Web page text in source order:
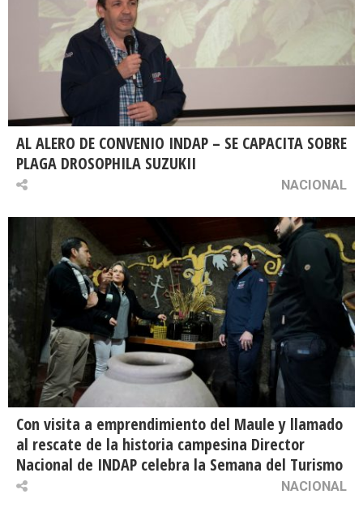
AL ALERO DE CONVENIO INDAP – SE CAPACITA SOBRE
PLAGA DROSOPHILA SUZUKII
NACIONAL
Con visita a emprendimiento del Maule y llamado
al rescate de la historia campesina Director
Nacional de INDAP celebra la Semana del Turismo
NACIONAL